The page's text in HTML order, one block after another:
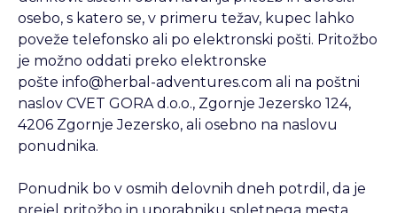
osebo, s katero se, v primeru težav, kupec lahko
poveže telefonsko ali po elektronski pošti. Pritožbo
je možno oddati preko elektronske
pošte info@herbal-adventures.com ali na poštni
naslov CVET GORA d.o.o., Zgornje Jezersko 124,
4206 Zgornje Jezersko, ali osebno na naslovu
ponudnika.
Ponudnik bo v osmih delovnih dneh potrdil, da je